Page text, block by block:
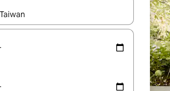
resultaten beschikbaar zijn, maak je een keuze